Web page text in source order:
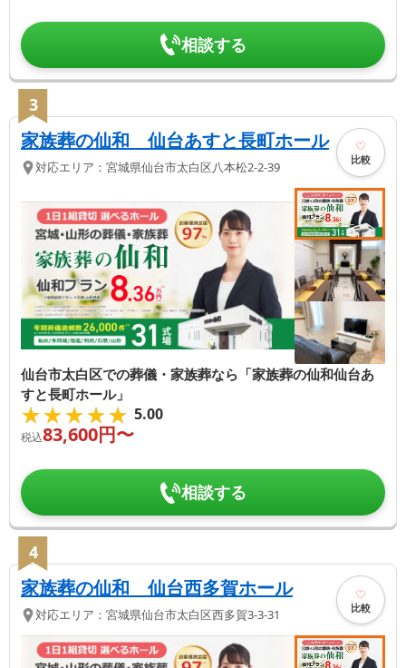
相談する
3
家族葬の仙和 仙台あすと長町ホール
対応エリア： 宮城県仙台市太白区八本松2-2-39 比較
仙台市太白区での葬儀・家族葬なら「家族葬の仙和仙台あ
すと長町ホール」
★★★★★
★★★★★ 5.00
税込83,600円〜
相談する
4
家族葬の仙和 仙台西多賀ホール
対応エリア： 宮城県仙台市太白区西多賀3-3-31 比較